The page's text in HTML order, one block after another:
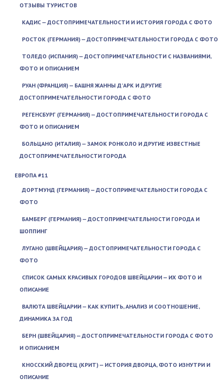
ОТЗЫВЫ ТУРИСТОВ
КАДИС — ДОСТОПРИМЕЧАТЕЛЬНОСТИ И ИСТОРИЯ ГОРОДА С ФОТО
РОСТОК (ГЕРМАНИЯ) — ДОСТОПРИМЕЧАТЕЛЬНОСТИ ГОРОДА С ФОТО
ТОЛЕДО (ИСПАНИЯ) — ДОСТОПРИМЕЧАТЕЛЬНОСТИ С НАЗВАНИЯМИ,
ФОТО И ОПИСАНИЕМ
РУАН (ФРАНЦИЯ) — БАШНЯ ЖАННЫ Д’АРК И ДРУГИЕ
ДОСТОПРИМЕЧАТЕЛЬНОСТИ ГОРОДА С ФОТО
РЕГЕНСБУРГ (ГЕРМАНИЯ) — ДОСТОПРИМЕЧАТЕЛЬНОСТИ ГОРОДА С
ФОТО И ОПИСАНИЕМ
БОЛЬЦАНО (ИТАЛИЯ) — ЗАМОК РОНКОЛО И ДРУГИЕ ИЗВЕСТНЫЕ
ДОСТОПРИМЕЧАТЕЛЬНОСТИ ГОРОДА
ЕВРОПА #11
ДОРТМУНД (ГЕРМАНИЯ) — ДОСТОПРИМЕЧАТЕЛЬНОСТИ ГОРОДА С
ФОТО
БАМБЕРГ (ГЕРМАНИЯ) — ДОСТОПРИМЕЧАТЕЛЬНОСТИ ГОРОДА И
ШОППИНГ
ЛУГАНО (ШВЕЙЦАРИЯ) — ДОСТОПРИМЕЧАТЕЛЬНОСТИ ГОРОДА С
ФОТО
СПИСОК САМЫХ КРАСИВЫХ ГОРОДОВ ШВЕЙЦАРИИ — ИХ ФОТО И
ОПИСАНИЕ
ВАЛЮТА ШВЕЙЦАРИИ — КАК КУПИТЬ, АНАЛИЗ И СООТНОШЕНИЕ,
ДИНАМИКА ЗА ГОД
БЕРН (ШВЕЙЦАРИЯ) — ДОСТОПРИМЕЧАТЕЛЬНОСТИ ГОРОДА С ФОТО
И ОПИСАНИЕМ
КНОССКИЙ ДВОРЕЦ (КРИТ) — ИСТОРИЯ ДВОРЦА, ФОТО ИЗНУТРИ И
ОПИСАНИЕ